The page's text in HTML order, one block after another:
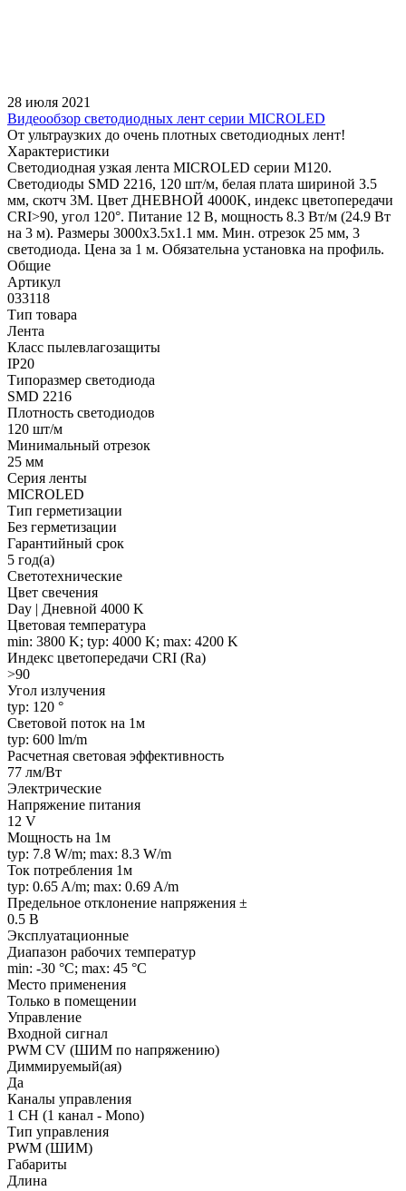
28 июля 2021
Видеообзор светодиодных лент серии MICROLED
От ультраузких до очень плотных светодиодных лент!
Характеристики
Светодиодная узкая лента MICROLED серии M120.
Светодиоды SMD 2216, 120 шт/м, белая плата шириной 3.5
мм, скотч 3M. Цвет ДНЕВНОЙ 4000K, индекс цветопередачи
CRI>90, угол 120°. Питание 12 В, мощность 8.3 Вт/м (24.9 Вт
на 3 м). Размеры 3000х3.5х1.1 мм. Мин. отрезок 25 мм, 3
светодиода. Цена за 1 м. Обязательна установка на профиль.
Общие
Артикул
033118
Тип товара
Лента
Класс пылевлагозащиты
IP20
Типоразмер светодиода
SMD 2216
Плотность светодиодов
120 шт/м
Минимальный отрезок
25 мм
Серия ленты
MICROLED
Тип герметизации
Без герметизации
Гарантийный срок
5 год(а)
Светотехнические
Цвет свечения
Day | Дневной 4000 K
Цветовая температура
min: 3800 K; typ: 4000 K; max: 4200 K
Индекс цветопередачи CRI (Ra)
>90
Угол излучения
typ: 120 °
Световой поток на 1м
typ: 600 lm/m
Расчетная световая эффективность
77 лм/Вт
Электрические
Напряжение питания
12 V
Мощность на 1м
typ: 7.8 W/m; max: 8.3 W/m
Ток потребления 1м
typ: 0.65 A/m; max: 0.69 A/m
Предельное отклонение напряжения ±
0.5 В
Эксплуатационные
Диапазон рабочих температур
min: -30 °C; max: 45 °C
Место применения
Только в помещении
Управление
Входной сигнал
PWM СV (ШИМ по напряжению)
Диммируемый(ая)
Да
Каналы управления
1 CH (1 канал - Mono)
Тип управления
PWM (ШИМ)
Габариты
Длина